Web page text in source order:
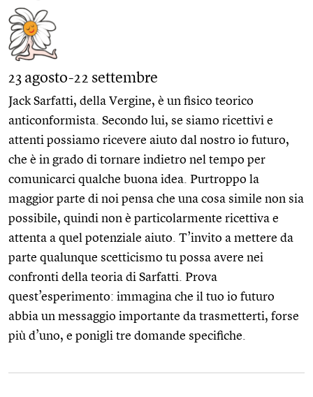
23 agosto-22 settembre
Jack Sarfatti, della Vergine, è un fisico teorico
anticonformista. Secondo lui, se siamo ricettivi e
attenti possiamo ricevere aiuto dal nostro io futuro,
che è in grado di tornare indietro nel tempo per
comunicarci qualche buona idea. Purtroppo la
maggior parte di noi pensa che una cosa simile non sia
possibile, quindi non è particolarmente ricettiva e
attenta a quel potenziale aiuto. T’invito a mettere da
parte qualunque scetticismo tu possa avere nei
confronti della teoria di Sarfatti. Prova
quest’esperimento: immagina che il tuo io futuro
abbia un messaggio importante da trasmetterti, forse
più d’uno, e ponigli tre domande specifiche.